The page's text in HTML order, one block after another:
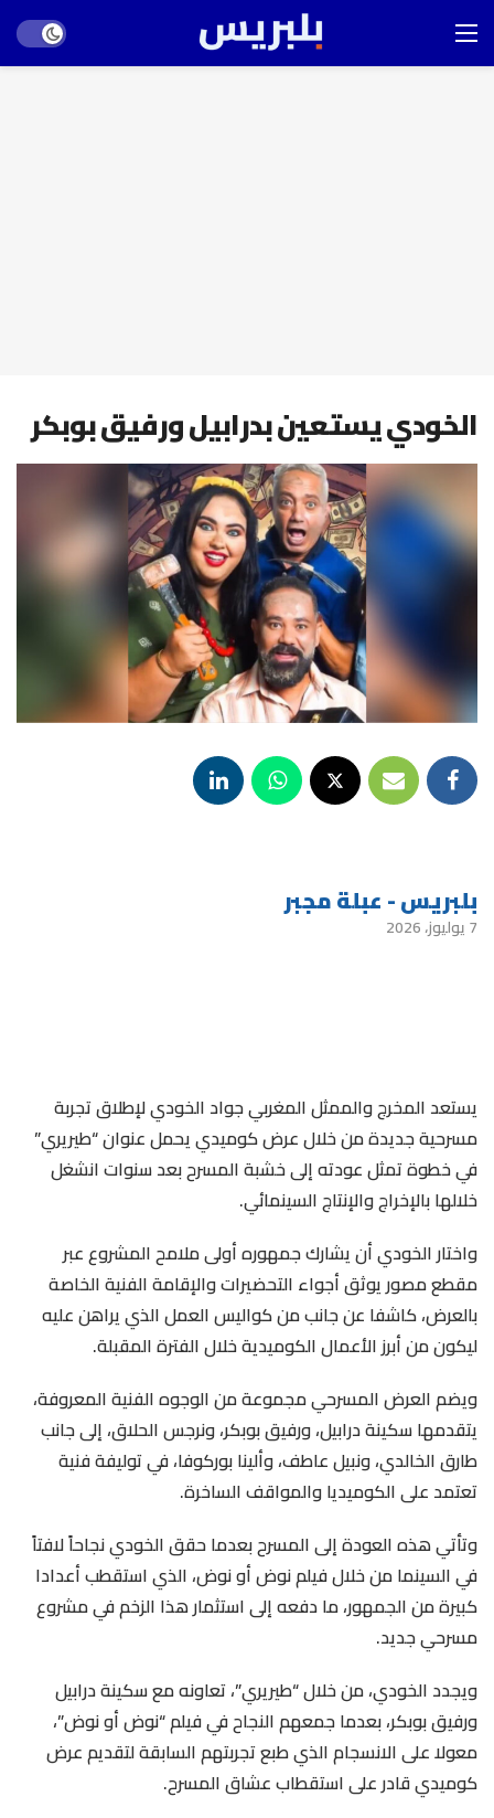
mode
الخودي يستعين بدرابيل ورفيق بوبكر
بلبريس - عبلة مجبر
7 يوليوز، 2026
يستعد المخرج والممثل المغربي جواد الخودي لإطلاق تجربة
مسرحية جديدة من خلال عرض كوميدي يحمل عنوان“طيريري”
في خطوة تمثل عودته إلى خشبة المسرح بعد سنوات انشغل
خلالها بالإخراج والإنتاج السينمائي.
واختار الخودي أن يشارك جمهوره أولى ملامح المشروع عبر
مقطع مصور يوثق أجواء التحضيرات والإقامة الفنية الخاصة
بالعرض، كاشفا عن جانب من كواليس العمل الذي يراهن عليه
ليكون من أبرز الأعمال الكوميدية خلال الفترة المقبلة.
ويضم العرض المسرحي مجموعة من الوجوه الفنية المعروفة،
يتقدمها سكينة درابيل، ورفيق بوبكر، ونرجس الحلاق، إلى جانب
طارق الخالدي، ونبيل عاطف، وألينا بوركوفا، في توليفة فنية
تعتمد على الكوميديا والمواقف الساخرة.
وتأتي هذه العودة إلى المسرح بعدما حقق الخودي نجاحاً لافتاً
في السينما من خلال فيلم نوض أو نوض، الذي استقطب أعدادا
كبيرة من الجمهور، ما دفعه إلى استثمار هذا الزخم في مشروع
مسرحي جديد.
ويجدد الخودي، من خلال “طيريري”، تعاونه مع سكينة درابيل
ورفيق بوبكر، بعدما جمعهم النجاح في فيلم “نوض أو نوض”،
معولا على الانسجام الذي طبع تجربتهم السابقة لتقديم عرض
كوميدي قادر على استقطاب عشاق المسرح.